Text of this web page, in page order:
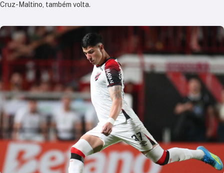
Cruz-Maltino, também volta.